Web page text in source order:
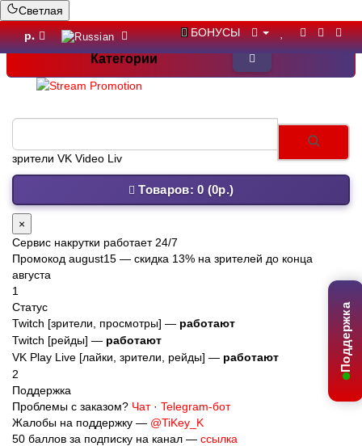
Светлая
Поддержка
р. БОНУСЫ
зрители VK Video Live
Товаров: 0 (0р.)
×
Сервис накрутки работает 24/7
Промокод august15 — скидка 13% на зрителей до конца
августа
1
Статус
Twitch [зрители, просмотры] — работают
Twitch [рейды] — работают
VK Play Live [лайки, зрители, рейды] — работают
2
Поддержка
Проблемы с заказом? Чат· Telegram-бот
Жалобы на поддержку — @TiKey_K
50 баллов за подписку на канал — ссылка
Категории